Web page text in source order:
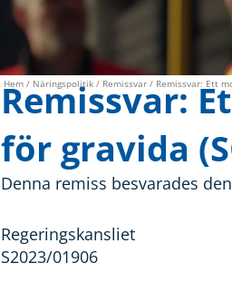
Hem / Näringspolitik / Remissvar / Remissvar: Ett
Remissvar:
för gravida
Denna remiss besvarades
Regeringskansliet
S2023/01906